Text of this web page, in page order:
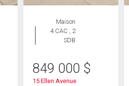
Maison
4 CAC , 2
SDB
849 000 $
15 Ellen Avenue